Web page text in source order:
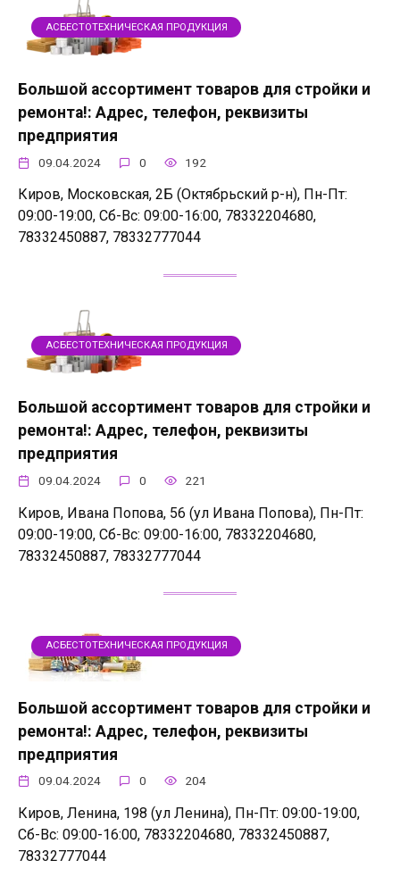
АСБЕСТОТЕХНИЧЕСКАЯ ПРОДУКЦИЯ
Большой ассортимент товаров для стройки и
ремонта!: Адрес, телефон, реквизиты
предприятия
09.04.2024 0 192
Киров, Московская, 2Б (Октябрьский р-н), Пн-Пт:
09:00-19:00, Сб-Вс: 09:00-16:00, 78332204680,
78332450887, 78332777044
АСБЕСТОТЕХНИЧЕСКАЯ ПРОДУКЦИЯ
Большой ассортимент товаров для стройки и
ремонта!: Адрес, телефон, реквизиты
предприятия
09.04.2024 0 221
Киров, Ивана Попова, 56 (ул Ивана Попова), Пн-Пт:
09:00-19:00, Сб-Вс: 09:00-16:00, 78332204680,
78332450887, 78332777044
АСБЕСТОТЕХНИЧЕСКАЯ ПРОДУКЦИЯ
Большой ассортимент товаров для стройки и
ремонта!: Адрес, телефон, реквизиты
предприятия
09.04.2024 0 204
Киров, Ленина, 198 (ул Ленина), Пн-Пт: 09:00-19:00,
Сб-Вс: 09:00-16:00, 78332204680, 78332450887,
78332777044